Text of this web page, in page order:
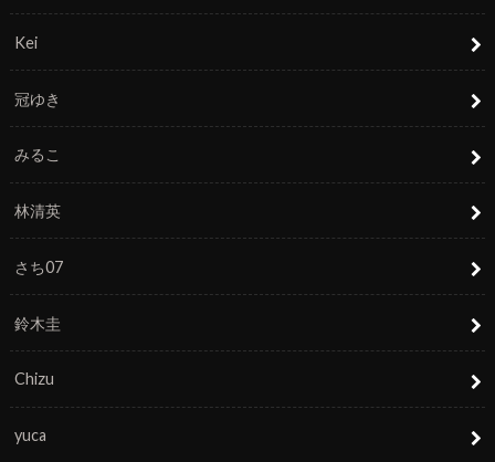
Kei
冠ゆき
みるこ
林清英
さち07
鈴木圭
Chizu
yuca